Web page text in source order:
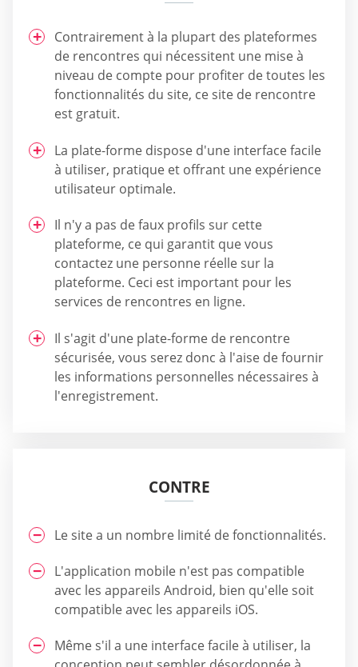
Contrairement à la plupart des plateformes
de rencontres qui nécessitent une mise à
niveau de compte pour profiter de toutes les
fonctionnalités du site, ce site de rencontre
est gratuit.
La plate-forme dispose d'une interface facile
à utiliser, pratique et offrant une expérience
utilisateur optimale.
Il n'y a pas de faux profils sur cette
plateforme, ce qui garantit que vous
contactez une personne réelle sur la
plateforme. Ceci est important pour les
services de rencontres en ligne.
Il s'agit d'une plate-forme de rencontre
sécurisée, vous serez donc à l'aise de fournir
les informations personnelles nécessaires à
l'enregistrement.
CONTRE
Le site a un nombre limité de fonctionnalités.
L'application mobile n'est pas compatible
avec les appareils Android, bien qu'elle soit
compatible avec les appareils iOS.
Même s'il a une interface facile à utiliser, la